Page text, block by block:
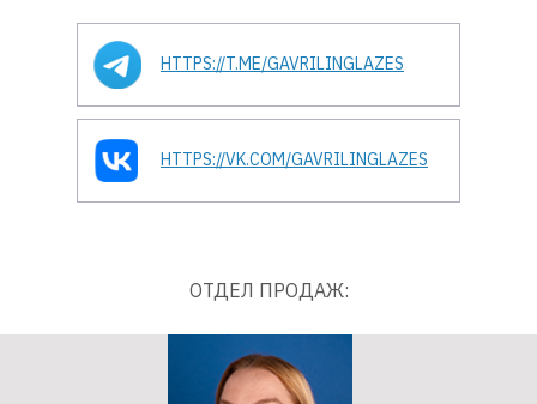
ОТДЕЛ ПРОДАЖ:
HTTPS://T.ME/GAVRILINGLAZES
HTTPS://VK.COM/GAVRILINGLAZES